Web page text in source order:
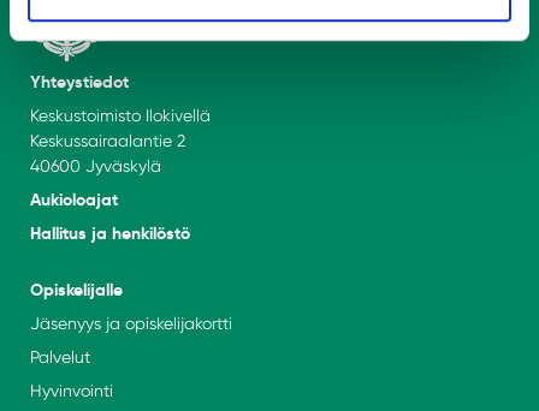
Yhteystiedot
Keskustoimisto Ilokivellä
Keskussairaalantie 2
40600 Jyväskylä
Aukioloajat
Hallitus ja henkilöstö
Opiskelijalle
Jäsenyys ja opiskelijakortti
Palvelut
Hyvinvointi